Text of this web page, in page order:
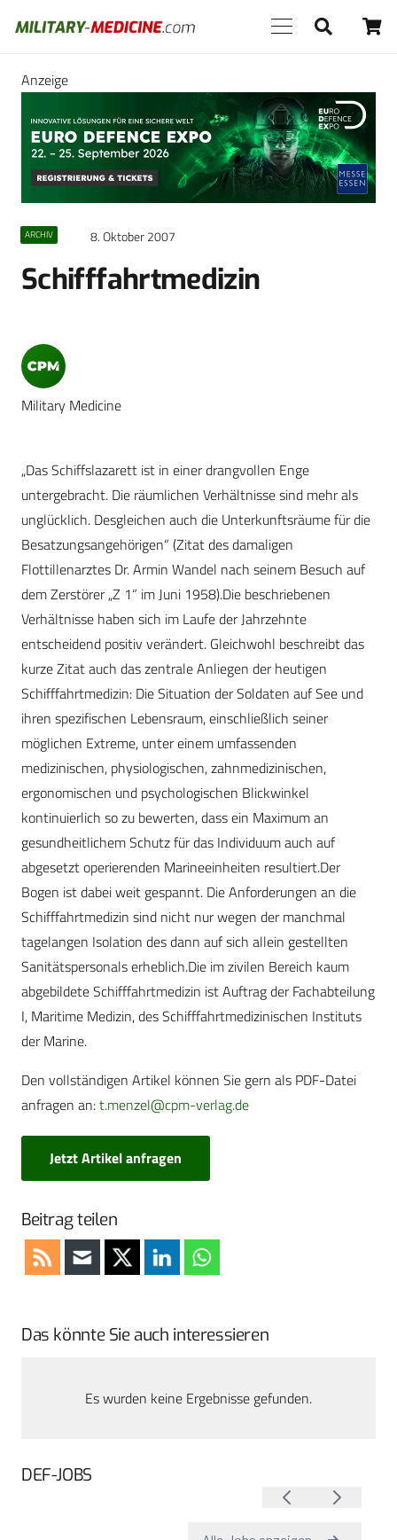
Anzeige
ARCHIV 8. Oktober 2007
Schifffahrtmedizin
Military Medicine
„Das Schiffslazarett ist in einer drangvollen Enge
untergebracht. Die räumlichen Verhältnisse sind mehr als
unglücklich. Desgleichen auch die Unterkunftsräume für die
Besatzungsangehörigen“ (Zitat des damaligen
Flottillenarztes Dr. Armin Wandel nach seinem Besuch auf
dem Zerstörer „Z 1“ im Juni 1958).Die beschriebenen
Verhältnisse haben sich im Laufe der Jahrzehnte
entscheidend positiv verändert. Gleichwohl beschreibt das
kurze Zitat auch das zentrale Anliegen der heutigen
Schifffahrtmedizin: Die Situation der Soldaten auf See und
ihren spezifischen Lebensraum, einschließlich seiner
möglichen Extreme, unter einem umfassenden
medizinischen, physiologischen, zahnmedizinischen,
ergonomischen und psychologischen Blickwinkel
kontinuierlich so zu bewerten, dass ein Maximum an
gesundheitlichem Schutz für das Individuum auch auf
abgesetzt operierenden Marineeinheiten resultiert.Der
Bogen ist dabei weit gespannt. Die Anforderungen an die
Schifffahrtmedizin sind nicht nur wegen der manchmal
tagelangen Isolation des dann auf sich allein gestellten
Sanitätspersonals erheblich.Die im zivilen Bereich kaum
abgebildete Schifffahrtmedizin ist Auftrag der Fachabteilung
I, Maritime Medizin, des Schifffahrtmedizinischen Instituts
der Marine.
Den vollständigen Artikel können Sie gern als PDF-Datei
anfragen an:t.menzel@cpm-verlag.de
Jetzt Artikel anfragen
Beitrag teilen
Das könnte Sie auch interessieren
Es wurden keine Ergebnisse gefunden.
DEF-JOBS